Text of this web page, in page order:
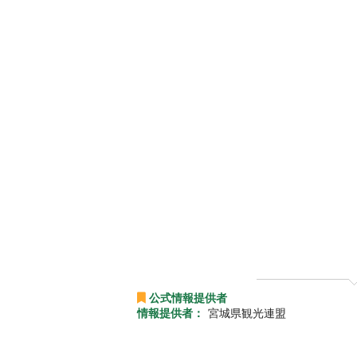
公式情報提供者
情報提供者：
宮城県観光連盟